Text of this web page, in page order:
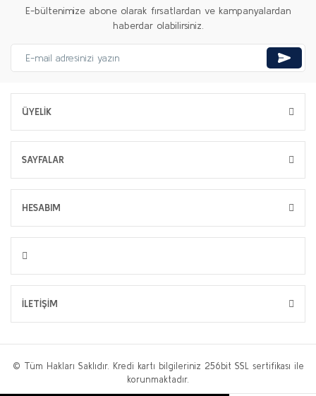
E-bültenimize abone olarak fırsatlardan ve kampanyalardan
haberdar olabilirsiniz.
ÜYELİK
SAYFALAR
HESABIM
İLETİŞİM
© Tüm Hakları Saklıdır. Kredi kartı bilgileriniz 256bit SSL sertifikası ile
korunmaktadır.